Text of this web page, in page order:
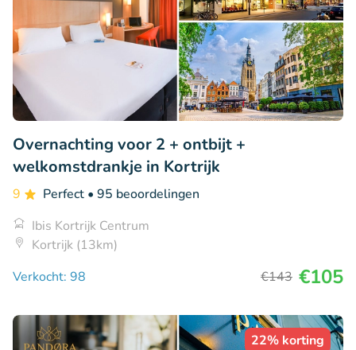
Overnachting voor 2 + ontbijt +
welkomstdrankje in Kortrijk
9 Perfect • 95 beoordelingen
Ibis Kortrijk Centrum
Kortrijk (13km)
Verkocht: 98
€143 €105
22% korting